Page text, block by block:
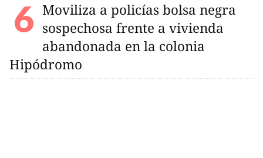
Moviliza a policías bolsa negra
sospechosa frente a vivienda
abandonada en la colonia
Hipódromo